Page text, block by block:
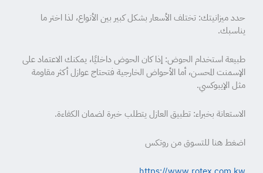
حدد ميزانيتك: تختلف الأسعار بشكل كبير بين الأنواع، لذا اختر ما
يناسبك.
طبيعة استخدام الحوض: إذا كان الحوض داخليًا، يمكنك الاعتماد على
الإسمنت المحسن، أما الأحواض الخارجية فتحتاج عوازل أكثر مقاومة
مثل الإيبوكسي.
الاستعانة بخبراء: تطبيق العازل يتطلب خبرة لضمان الكفاءة.
اضغط هنا للتسوق من روتكس